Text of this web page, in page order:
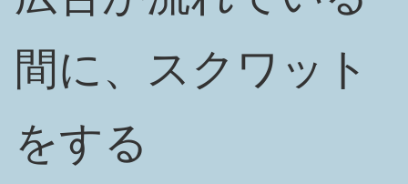
間に、スクワット
をする